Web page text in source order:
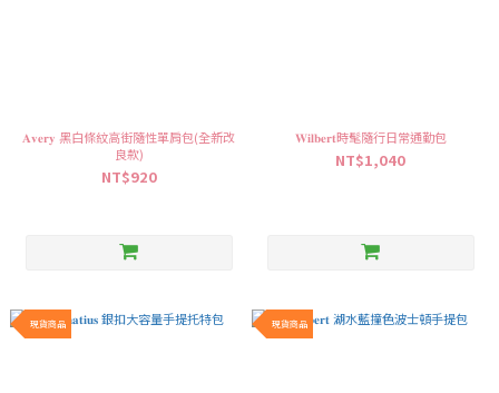
𝐀𝐯𝐞𝐫𝐲 黑白條紋高街隨性單肩包(全新改
良款)
NT$920
𝐖𝐢𝐥𝐛𝐞𝐫𝐭時髦隨行日常通勤包
NT$1,040
現貨商品 現貨商品